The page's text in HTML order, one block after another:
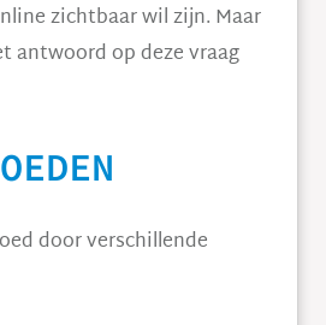
zichtbaar wil zijn. Maar
antwoord op deze vraag
door verschillende